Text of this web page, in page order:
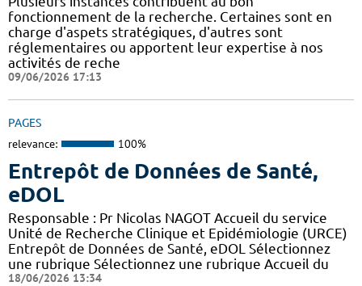
fonctionnement de la recherche. Certaines sont en
charge d'aspets stratégiques, d'autres sont
réglementaires ou apportent leur expertise à nos
activités de reche
09/06/2026 17:13
PAGES
relevance: 100%
Entrepôt de Données de Santé,
eDOL
Responsable : Pr Nicolas NAGOT Accueil du service
Unité de Recherche Clinique et Epidémiologie (URCE)
Entrepôt de Données de Santé, eDOL Sélectionnez
une rubrique Sélectionnez une rubrique Accueil du
18/06/2026 13:34